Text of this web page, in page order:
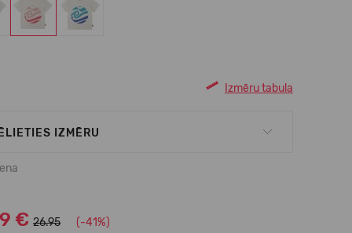
Izmēru tabula
IZMĒRU
€ 26.95 (-41%)